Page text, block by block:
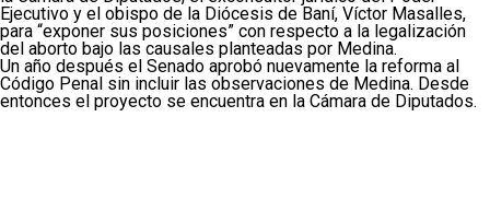
Ejecutivo y el obispo de la Diócesis de Baní, Víctor Masalles,
para “exponer sus posiciones” con respecto a la legalización
del aborto bajo las causales planteadas por Medina.
Un año después el Senado aprobó nuevamente la reforma al
Código Penal sin incluir las observaciones de Medina. Desde
entonces el proyecto se encuentra en la Cámara de Diputados.